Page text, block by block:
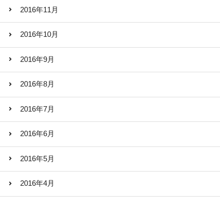
2016年11月
2016年10月
2016年9月
2016年8月
2016年7月
2016年6月
2016年5月
2016年4月